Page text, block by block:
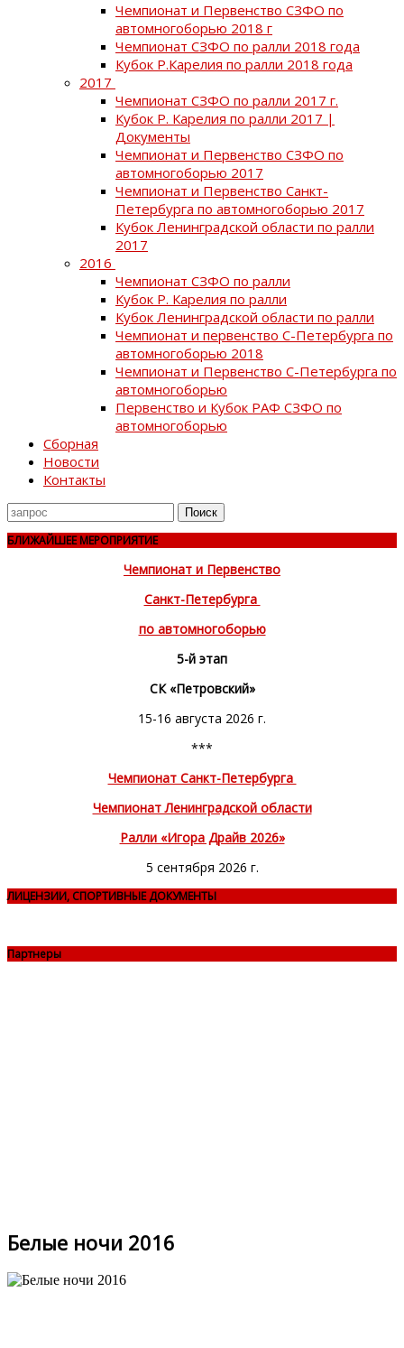
Чемпионат и Первенство СЗФО по
автомногоборью 2018 г
Чемпионат СЗФО по ралли 2018 года
Кубок Р.Карелия по ралли 2018 года
2017
Чемпионат СЗФО по ралли 2017 г.
Кубок Р. Карелия по ралли 2017 |
Документы
Чемпионат и Первенство СЗФО по
автомногоборью 2017
Чемпионат и Первенство Санкт-
Петербурга по автомногоборью 2017
Кубок Ленинградской области по ралли
2017
2016
Чемпионат СЗФО по ралли
Кубок Р. Карелия по ралли
Кубок Ленинградской области по ралли
Чемпионат и первенство С-Петербурга по
автомногоборью 2018
Чемпионат и Первенство С-Петербурга по
автомногоборью
Первенство и Кубок РАФ СЗФО по
автомногоборью
Сборная
Новости
Контакты
Поиск
для
БЛИЖАЙШЕЕ МЕРОПРИЯТИЕ
Чемпионат и Первенство
Санкт-Петербурга
по автомногоборью
5-й этап
СК «Петровский»
15-16 августа 2026 г.
***
Чемпионат Санкт-Петербурга
Чемпионат Ленинградской области
Ралли «Игора Драйв 2026»
5 сентября 2026 г.
ЛИЦЕНЗИИ, СПОРТИВНЫЕ ДОКУМЕНТЫ
Партнеры
Белые ночи 2016